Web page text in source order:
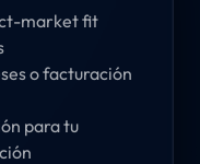
market fit
o facturación
para tu